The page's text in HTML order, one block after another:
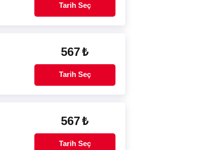
Tarih Seç
567₺
Tarih Seç
567₺
Tarih Seç